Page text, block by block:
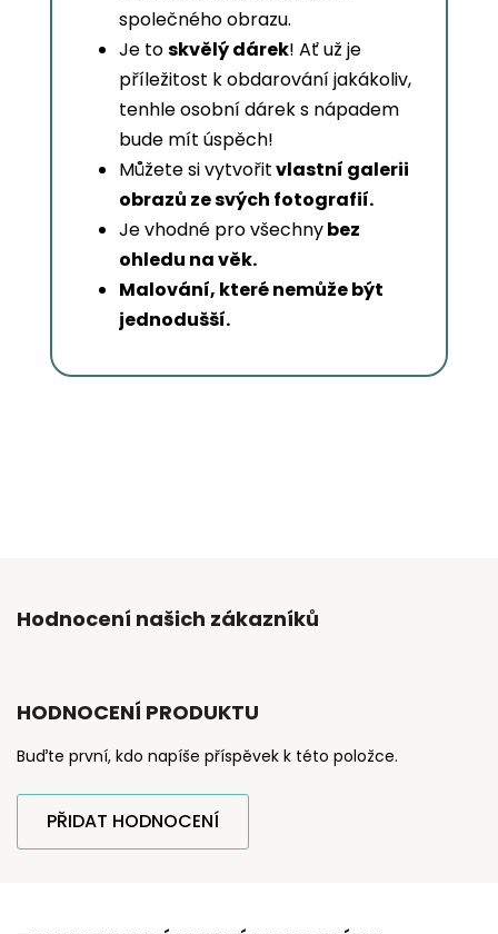
společného obrazu.
Je toskvělý dárek! Ať už je
příležitost k obdarování jakákoliv,
tenhle osobní dárek s nápadem
bude mít úspěch!
Můžete si vytvořitvlastní galerii
obrazů ze svých fotografií.
Je vhodné pro všechnybez
ohledu na věk.
Malování, které nemůže být
jednodušší.
Hodnocení našich zákazníků
HODNOCENÍ PRODUKTU
Buďte první, kdo napíše příspěvek k této položce.
PŘIDAT HODNOCENÍ